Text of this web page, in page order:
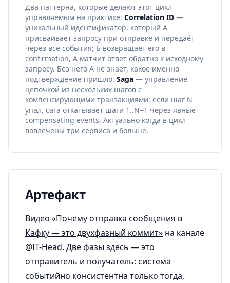
Два паттерна, которые делают этот цикл
управляемым на практике: Correlation ID —
уникальный идентификатор, который А
присваивает запросу при отправке и передаёт
через все события; Б возвращает его в
confirmation, А матчит ответ обратно к исходному
запросу. Без него А не знает, какое именно
подтверждение пришло. Saga — управление
цепочкой из нескольких шагов с
компенсирующими транзакциями: если шаг N
упал, сага откатывает шаги 1..N−1 через явные
compensating events. Актуально когда в цикл
вовлечены три сервиса и больше.
Артефакт
Видео «Почему отправка сообщения в
Кафку — это двухфазный коммит» на канале
@IT-Head. Две фазы здесь — это
отправитель и получатель: система
событийно консистентна только тогда,